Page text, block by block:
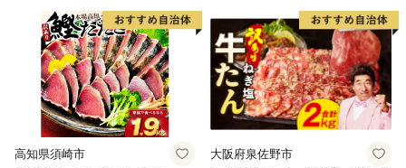
高知県須崎市 大阪府泉佐野市